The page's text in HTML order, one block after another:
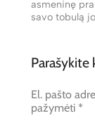
asmeninę
savo tobulą
El. pašto
pažymėti *